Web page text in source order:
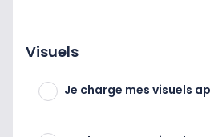
Visuels
Je charge mes visuels